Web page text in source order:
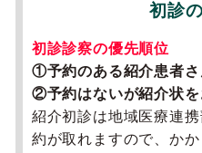
初診
初診診察の優先順位
①予約のある紹介患者さ
②予約はないが紹介状を
紹介初診は地域医療連
約が取れますので、か